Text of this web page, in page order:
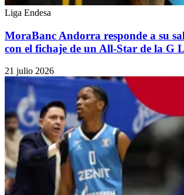
Liga Endesa
MoraBanc Andorra responde a su
con el fichaje de un All-Star de la G
21 julio 2026